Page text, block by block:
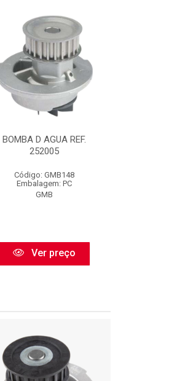
BOMBA D AGUA REF.
252005
Código: GMB148
Embalagem: PC
GMB
Ver preço